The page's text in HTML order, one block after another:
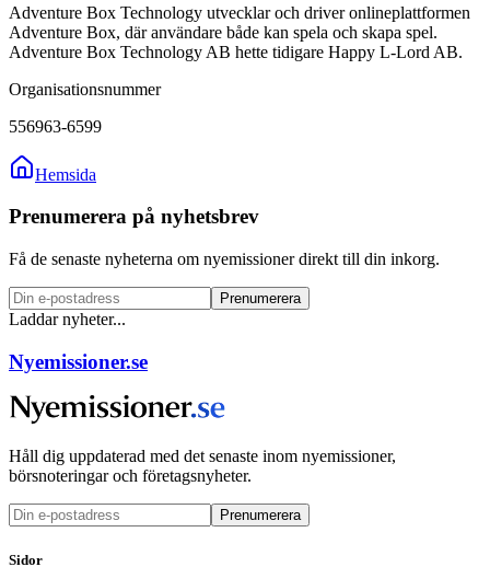
Adventure Box Technology utvecklar och driver onlineplattformen
Adventure Box, där användare både kan spela och skapa spel.
Adventure Box Technology AB hette tidigare Happy L-Lord AB.
Organisationsnummer
556963-6599
Hemsida
Prenumerera på nyhetsbrev
Få de senaste nyheterna om nyemissioner direkt till din inkorg.
Prenumerera
Laddar nyheter...
Nyemissioner.se
Håll dig uppdaterad med det senaste inom nyemissioner,
börsnoteringar och företagsnyheter.
Prenumerera
Sidor